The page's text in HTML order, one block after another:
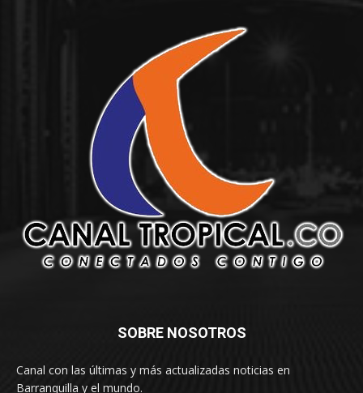
SOBRE NOSOTROS
Canal con las últimas y más actualizadas noticias en
Barranquilla y el mundo.